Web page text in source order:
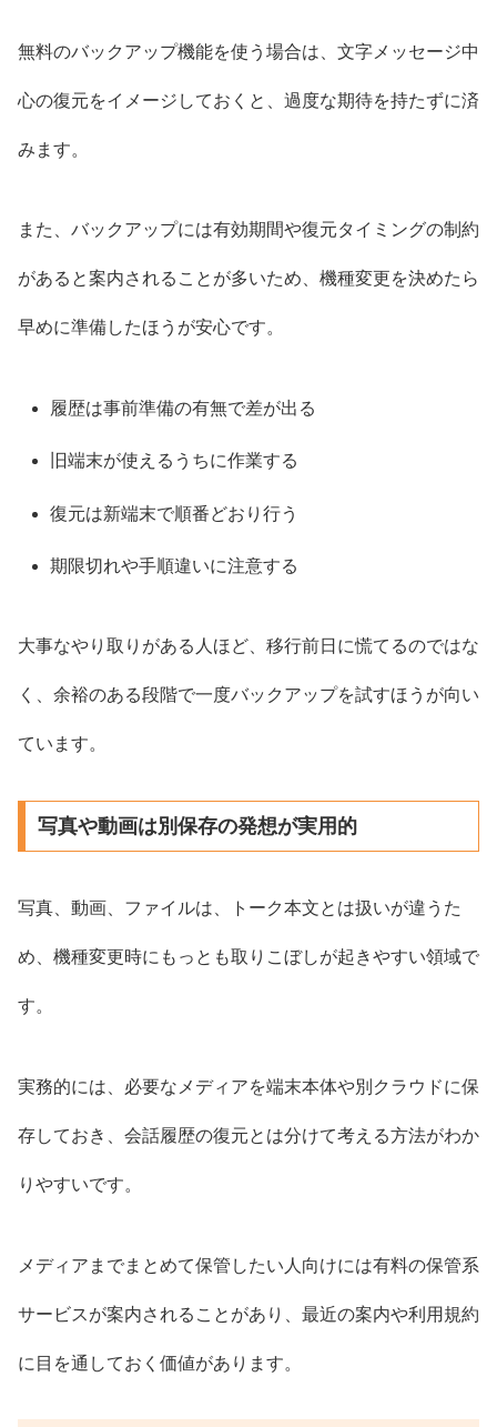
無料のバックアップ機能を使う場合は、文字メッセージ中
心の復元をイメージしておくと、過度な期待を持たずに済
みます。
また、バックアップには有効期間や復元タイミングの制約
があると案内されることが多いため、機種変更を決めたら
早めに準備したほうが安心です。
履歴は事前準備の有無で差が出る
旧端末が使えるうちに作業する
復元は新端末で順番どおり行う
期限切れや手順違いに注意する
大事なやり取りがある人ほど、移行前日に慌てるのではな
く、余裕のある段階で一度バックアップを試すほうが向い
ています。
写真や動画は別保存の発想が実用的
写真、動画、ファイルは、トーク本文とは扱いが違うた
め、機種変更時にもっとも取りこぼしが起きやすい領域で
す。
実務的には、必要なメディアを端末本体や別クラウドに保
存しておき、会話履歴の復元とは分けて考える方法がわか
りやすいです。
メディアまでまとめて保管したい人向けには有料の保管系
サービスが案内されることがあり、最近の案内や利用規約
に目を通しておく価値があります。